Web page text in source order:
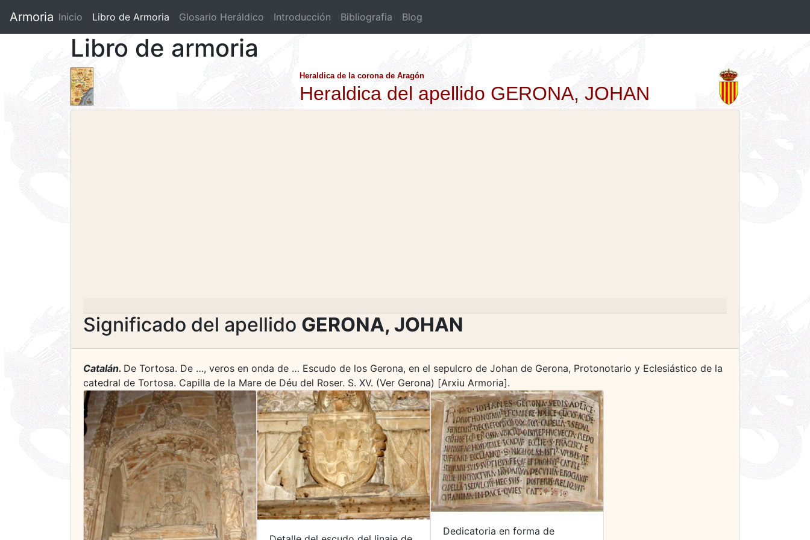
Armoria Inicio Libro de Armoria (current)
Glosario Heráldico Introducción Bibliografia Blog
Libro de armoria
Heraldica de la corona de Aragón
Heraldica del apellido GERONA, JOHAN
Significado del apellido GERONA, JOHAN
Catalán. De Tortosa. De …, veros en onda de … Escudo de los Gerona, en el sepulcro de Johan de Gerona, Protonotario y Eclesiástico de la
catedral de Tortosa. Capilla de la Mare de Déu del Roser. S. XV. (Ver Gerona) [Arxiu Armoria].
Dedicatoria en forma de